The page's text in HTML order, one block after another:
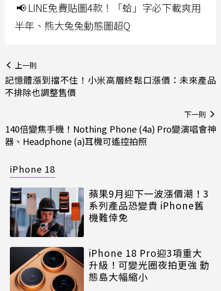
📢 LINE免費貼圖4款！「蛤」字必下載爽用
半年、熊大兔兔動態圖超Q
上一則
記憶體漲到擋不住！小米高層終鬆口漲價：未來產品
不排除也調整售價
下一則
140倍變焦手機！Nothing Phone (4a) Pro變演唱會神
器、Headphone (a)耳機可遙控拍照
iPhone 18
蘋果9月迎下一波漲價潮！3
系列產品恐變貴 iPhone舊
機難倖免
iPhone 18 Pro迎3項重大
升級！可變光圈夜拍更強 動
態島大幅縮小